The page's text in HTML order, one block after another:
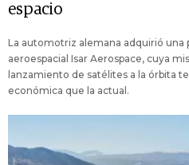
espacio
La automotriz alemana adquirió una
aeroespacial Isar Aerospace, cuya
lanzamiento de satélites a la órbita
económica que la actual.